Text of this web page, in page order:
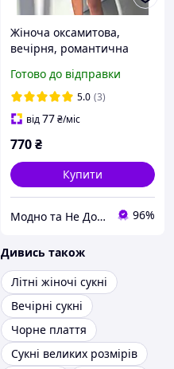
Жіноча оксамитова,
вечірня, романтична
з довгим рукавом і
бахромою зі страз
Готово до відправки
5.0 (3)
від77₴/міс
770₴
Купити
Модно та Не Дорого 96%
Дивись також
Літні жіночі сукні
Вечірні сукні
Чорне плаття
Сукні великих розмірів